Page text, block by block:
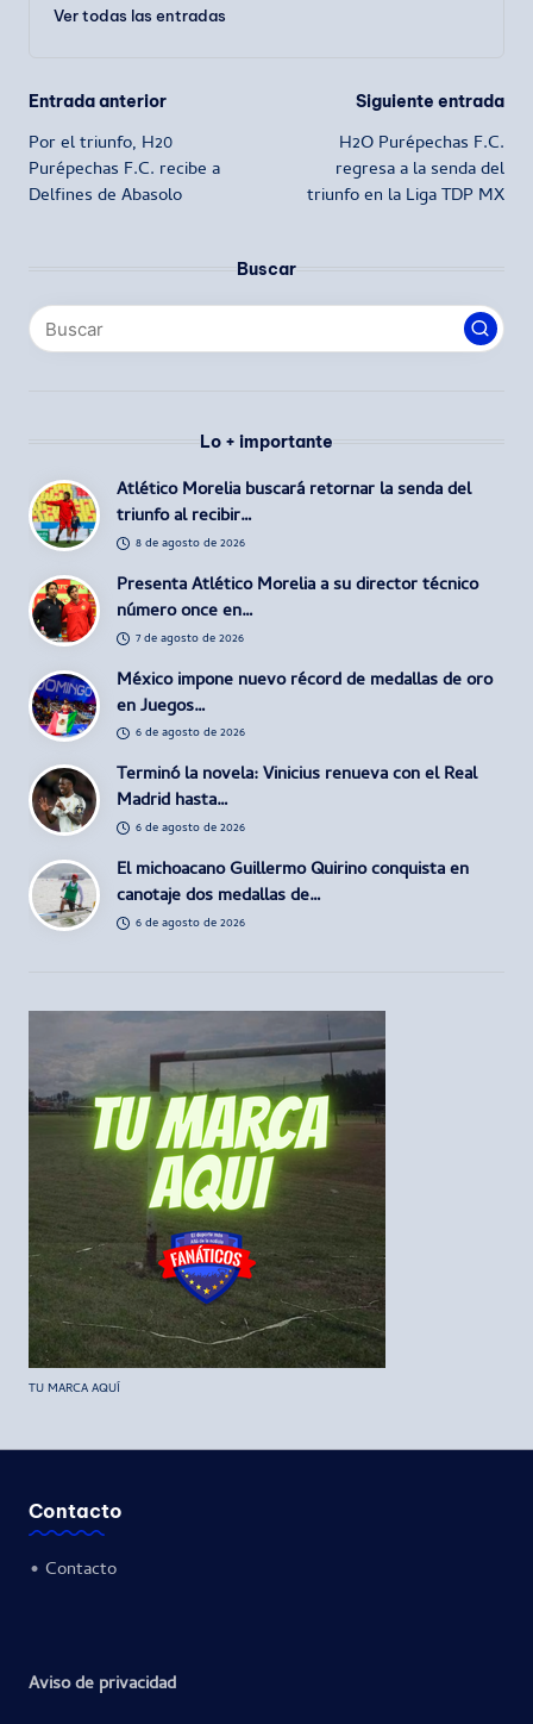
Ver todas las entradas
Navegación
de
entradas
Entrada anterior
Por el triunfo, H20
Purépechas F.C. recibe a
Delfines de Abasolo
Siguiente entrada
H2O Purépechas F.C.
regresa a la senda del
triunfo en la Liga TDP MX
Buscar
Lo + importante
Atlético Morelia buscará retornar la senda del
triunfo al recibir…
8 de agosto de 2026
Presenta Atlético Morelia a su director técnico
número once en…
7 de agosto de 2026
México impone nuevo récord de medallas de oro
en Juegos…
6 de agosto de 2026
Terminó la novela: Vinicius renueva con el Real
Madrid hasta…
6 de agosto de 2026
El michoacano Guillermo Quirino conquista en
canotaje dos medallas de…
6 de agosto de 2026
TU MARCA AQUÍ
Contacto
• Contacto
Aviso de privacidad